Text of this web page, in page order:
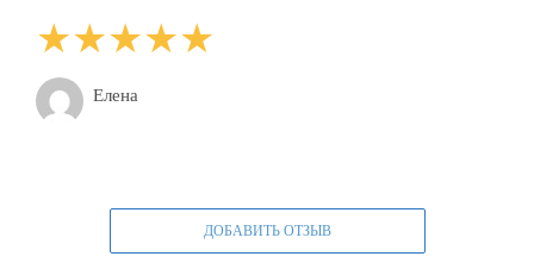
Елена
ДОБАВИТЬ ОТЗЫВ